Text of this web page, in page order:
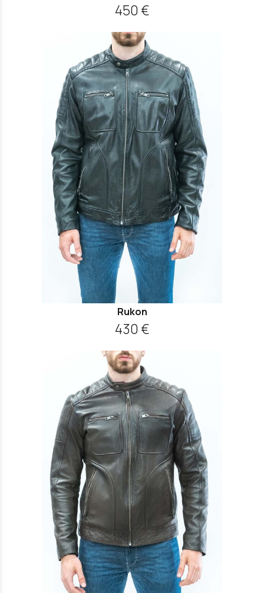
450 €
Rukon
430 €